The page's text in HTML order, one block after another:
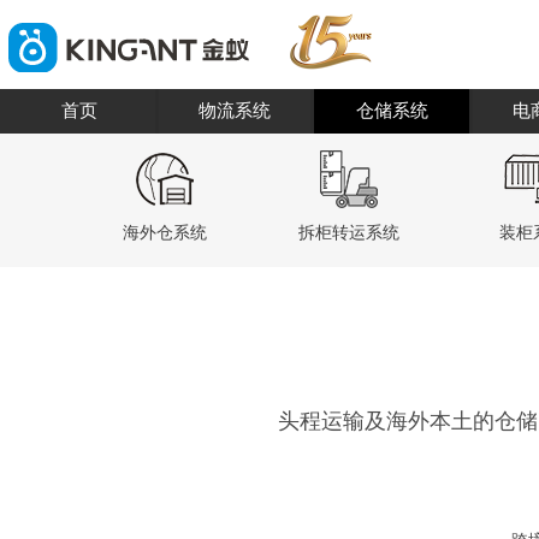
首页 物流系统 仓储系统
海外仓系统 拆柜转运系统 装柜
电
头程运输及海外本土的仓